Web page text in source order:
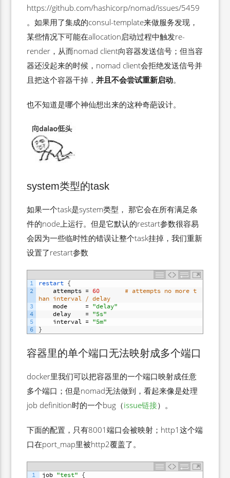
https://github.com/hashicorp/nomad/issues/5459
。如果用了集成的consul-template来做服务发现，
某些情况下可能在allocation启动过程中触发re-
render，从而nomad client向容器发送信号；但当容
器还没起来的时候，nomad client会拒绝发送信号并
且把这个容器干掉，并且不会尝试重新启动。
也不知道是哪个神仙想出来的这种奇葩设计。
system类型的task
如果一个task是system类型， 那它会在所有满足条
件的node上运行。但是它默认的restart参数很容易
会因为一些临时性的错误让整个task挂掉，我们重新
设置了restart参数
1
2
3
4
5
6
restart {
attempts = 60
# attempts no more t
han interval / delay
mode
= "delay"
delay
= "5s"
interval = "5m"
}
容器里的单个端口无法映射成多个端口
docker里我们可以把容器里的一个端口映射成任意
多个端口；但是nomad无法做到，看起来像是处理
job definition时的一个bug（issue链接）。
下面的配置，只有8001端口会被映射；http1这个端
口在port_map里被http2覆盖了。
1 job "test" {